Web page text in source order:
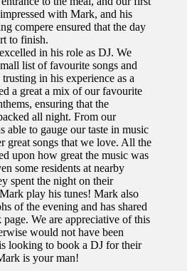
with Mark, and his
compere ensured that the day
to finish.
in his role as DJ. We
list of favourite songs and
in his experience as a
a great a mix of our favourite
ensuring that the
all night. From our
able to gauge our taste in music
great songs that we love. All the
upon how great the music was
some residents at nearby
spent the night on their
play his tunes! Mark also
of the evening and has shared
We are appreciative of this
would not have been
looking to book a DJ for their
is your man!